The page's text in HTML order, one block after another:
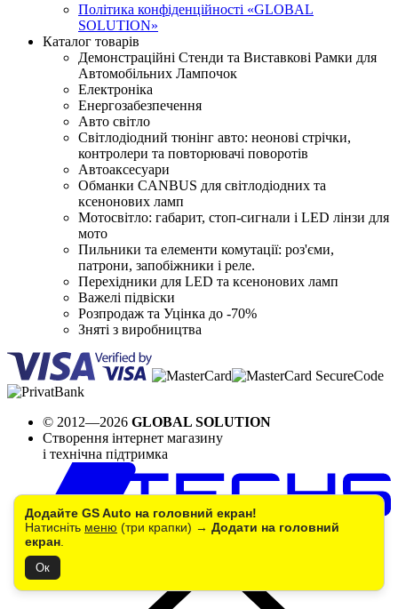
Додайте GS Auto на головний екран!
Натисніть меню (три крапки) → Додати на головний
екран
Ок
Політика конфіденційності «GLOBAL
SOLUTION»
Каталог товарів
Демонстраційні Стенди та Виставкові Рамки для
Автомобільних Лампочок
Електроніка
Енергозабезпечення
Авто світло
Світлодіодний тюнінг авто: неонові стрічки,
контролери та повторювачі поворотів
Автоаксесуари
Обманки CANBUS для світлодіодних та
ксенонових ламп
Мотосвітло: габарит, стоп-сигнали і LED лінзи для
мото
Пильники та елементи комутації: роз'єми,
патрони, запобіжники і реле.
Перехідники для LED та ксенонових ламп
Важелі підвіски
Розпродаж та Уцінка до -70%
Зняті з виробництва
© 2012—2026 GLOBAL SOLUTION
Створення інтернет магазину
і технічна підтримка